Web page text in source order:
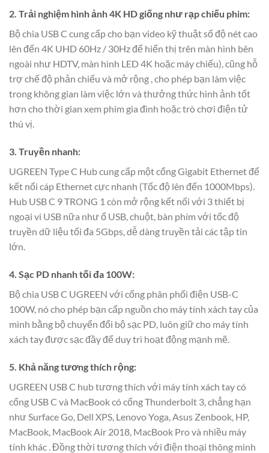
2. Trải nghiệm hình ảnh 4K HD giống như rạp chiếu phim:
Bộ chia USB C cung cấp cho bạn video kỹ thuật số độ nét cao
lên đến 4K UHD 60Hz / 30Hz để hiển thị trên màn hình bên
ngoài như HDTV, màn hình LED 4K hoặc máy chiếu), cũng hỗ
trợ chế độ phản chiếu và mở rộng , cho phép bạn làm việc
trong không gian làm việc lớn và thưởng thức hình ảnh tốt
hơn cho thời gian xem phim gia đình hoặc trò chơi điện tử
thú vị.
3. Truyền nhanh:
UGREEN Type C Hub cung cấp một cổng Gigabit Ethernet để
kết nối cáp Ethernet cực nhanh (Tốc độ lên đến 1000Mbps).
Hub USB C 9 TRONG 1 còn mở rộng kết nối với 3 thiết bị
ngoại vi USB nữa như ổ USB, chuột, bàn phím với tốc độ
truyền dữ liệu tối đa 5Gbps, dễ dàng truyền tải các tập tin
lớn.
4. Sạc PD nhanh tối đa 100W:
Bộ chia USB C UGREEN với cổng phân phối điện USB-C
100W, nó cho phép bạn cấp nguồn cho máy tính xách tay của
mình bằng bộ chuyển đổi bộ sạc PD, luôn giữ cho máy tính
xách tay được sạc đầy để duy trì hoạt động mạnh mẽ.
5. Khả năng tương thích rộng:
UGREEN USB C hub tương thích với máy tính xách tay có
cổng USB C và MacBook có cổng Thunderbolt 3, chẳng hạn
như Surface Go, Dell XPS, Lenovo Yoga, Asus Zenbook, HP,
MacBook, MacBook Air 2018, MacBook Pro và nhiều máy
tính khác . Đồng thời tương thích với điện thoại thông minh